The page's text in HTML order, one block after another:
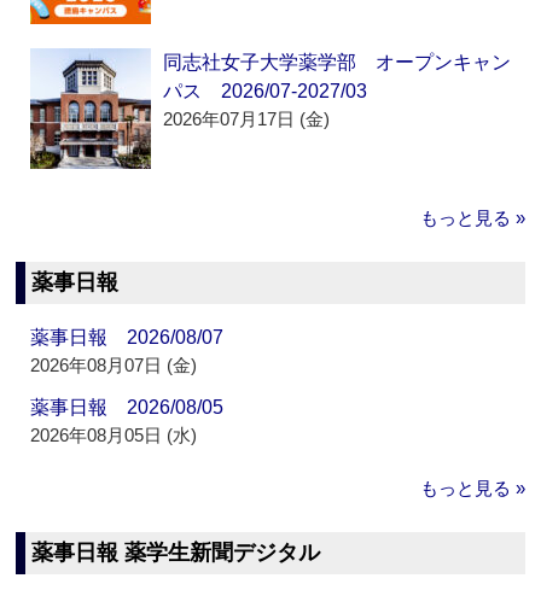
同志社女子大学薬学部 オープンキャン
パス 2026/07-2027/03
2026年07月17日 (金)
もっと見る »
薬事日報
薬事日報 2026/08/07
2026年08月07日 (金)
薬事日報 2026/08/05
2026年08月05日 (水)
もっと見る »
薬事日報 薬学生新聞デジタル